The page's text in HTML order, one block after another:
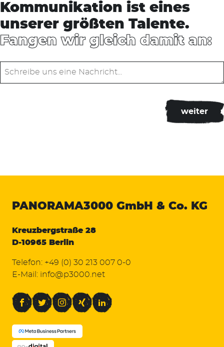
Kommunikation ist eines
unserer größten Talente.
Fangen wir gleich damit an:
PANORAMA3000 GmbH & Co. KG
Kreuzbergstraße 28
D-10965 Berlin
Telefon: +49 (0) 30 213 007 0-0
E-Mail: info@p3000.net
FacebookTwitterInstagramXing LinkedIn